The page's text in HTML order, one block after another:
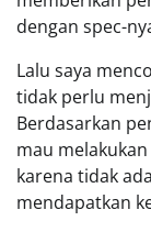
dengan spec-
Lalu saya
tidak perlu
Berdasarkan
mau
karena tidak
mendapatkan